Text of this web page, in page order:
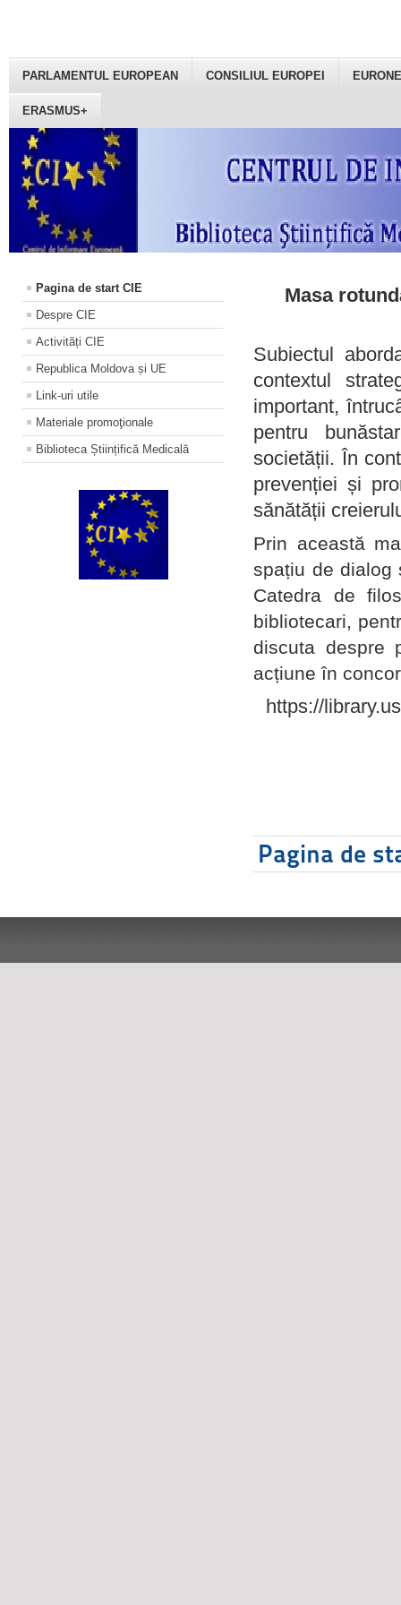
PARLAMENTUL EUROPEAN CONSILIUL EUROPEI
ERASMUS+
Pagina de start CIE
Despre CIE
Activități CIE
Republica Moldova și UE
Link-uri utile
Materiale promoţionale
Biblioteca Științifică Medicală
Masa
Subiectul
contextul
important,
pentru
societății. În
prevenției și
sănătății
Prin această
spațiu de dialog
Catedra de
bibliotecari,
discuta despre
acțiune în
https://
Pagina de